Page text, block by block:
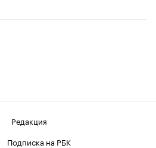
Редакция
Подписка на РБК